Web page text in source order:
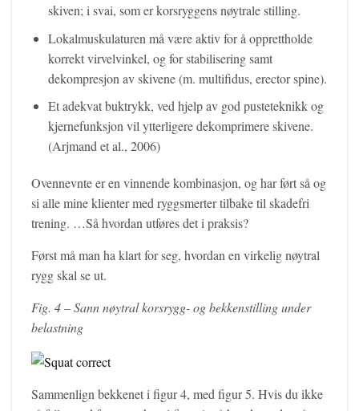
skiven; i svai, som er korsryggens nøytrale stilling.
Lokalmuskulaturen må være aktiv for å opprettholde
korrekt virvelvinkel, og for stabilisering samt
dekompresjon av skivene (m. multifidus, erector spine).
Et adekvat buktrykk, ved hjelp av god pusteteknikk og
kjernefunksjon vil ytterligere dekomprimere skivene.
(Arjmand et al., 2006)
Ovennevnte er en vinnende kombinasjon, og har ført så og
si alle mine klienter med ryggsmerter tilbake til skadefri
trening. …Så hvordan utføres det i praksis?
Først må man ha klart for seg, hvordan en virkelig nøytral
rygg skal se ut.
Fig. 4 – Sann nøytral korsrygg- og bekkenstilling under
belastning
Sammenlign bekkenet i figur 4, med figur 5. Hvis du ikke